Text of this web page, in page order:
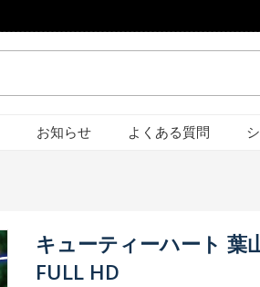
お知らせ よくある質問
キューティーハート 葉
FULL HD